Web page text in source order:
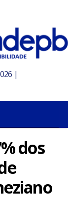
|
dos